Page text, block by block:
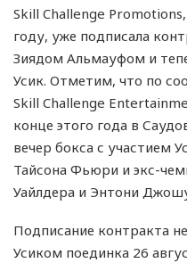
Skill Challenge
году, уже подписала
Зиядом Альмауфом и
Усик. Отметим, что по
Skill Challenge
конце этого года в
вечер бокса с участием
Тайсона Фьюри и экс-
Уайлдера и Энтони
Подписание контракта
Усиком поединка 26